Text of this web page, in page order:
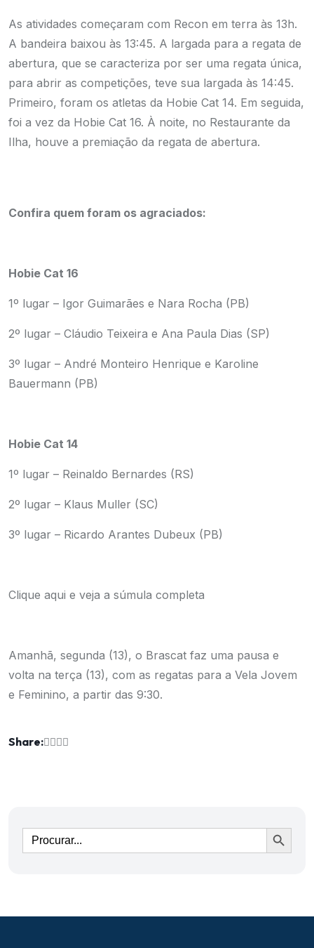
As atividades começaram com Recon em terra às 13h.
A bandeira baixou às 13:45. A largada para a regata de
abertura, que se caracteriza por ser uma regata única,
para abrir as competições, teve sua largada às 14:45.
Primeiro, foram os atletas da Hobie Cat 14. Em seguida,
foi a vez da Hobie Cat 16. À noite, no Restaurante da
Ilha, houve a premiação da regata de abertura.
Confira quem foram os agraciados:
Hobie Cat 16
1º lugar – Igor Guimarães e Nara Rocha (PB)
2º lugar – Cláudio Teixeira e Ana Paula Dias (SP)
3º lugar – André Monteiro Henrique e Karoline
Bauermann (PB)
Hobie Cat 14
1º lugar – Reinaldo Bernardes (RS)
2º lugar – Klaus Muller (SC)
3º lugar – Ricardo Arantes Dubeux (PB)
Clique aqui e veja a súmula completa
Amanhã, segunda (13), o Brascat faz uma pausa e
volta na terça (13), com as regatas para a Vela Jovem
e Feminino, a partir das 9:30.
Share:
Ir